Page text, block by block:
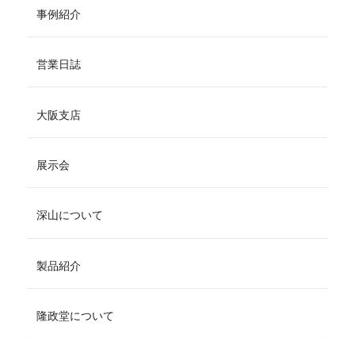
事例紹介
営業日誌
大阪支店
展示会
深山について
製品紹介
隆政堂について